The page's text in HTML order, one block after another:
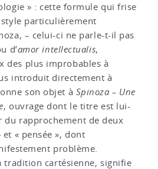
» : cette formule qui frise
particulièrement
– celui-ci ne parle-t-il pas
d’amor intellectualis,
des plus improbables à
introduit directement à
son objet à Spinoza – Une
, ouvrage dont le titre est lui-
du rapprochement de deux
« pensée », dont
problème.
tradition cartésienne, signifie